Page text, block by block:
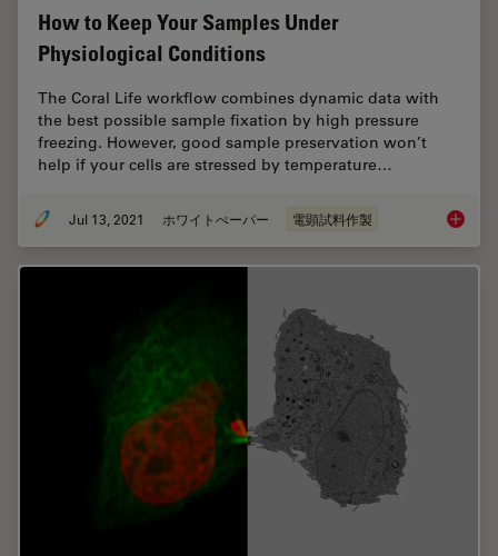
How to Keep Your Samples Under
Physiological Conditions
The Coral Life workflow combines dynamic data with
the best possible sample fixation by high pressure
freezing. However, good sample preservation won’t
help if your cells are stressed by temperature…
Jul 13, 2021 ホワイトぺーパー 電顕試料作製 How to